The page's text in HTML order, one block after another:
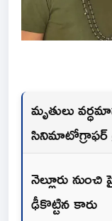
మృతులు
సినిమాటోగ్రాఫర్
నెల్లూరు
ఢీకొట్టిన కారు